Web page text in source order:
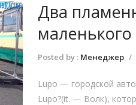
Два
Posted by : Менеджер /
Lupo — городской
Lupo?(it. — Волк),